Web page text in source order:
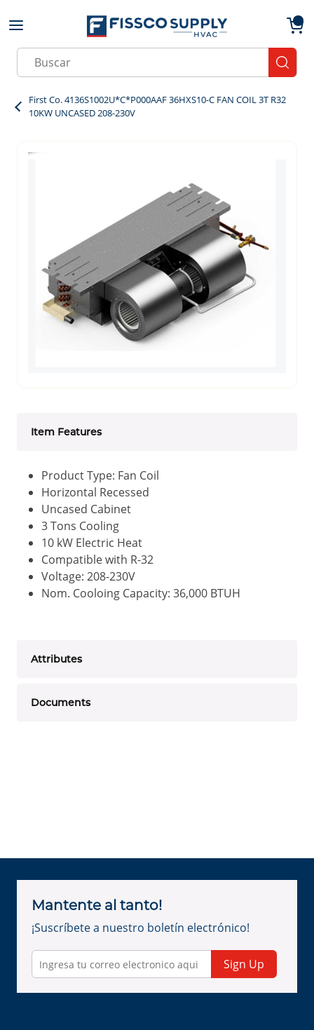
Skip to main content
Site Search
First Co. 4136S1002U*C*P000AAF 36HXS10-C FAN COIL 3T R32
10KW UNCASED 208-230V
Item Features
Product Type: Fan Coil
Horizontal Recessed
Uncased Cabinet
3 Tons Cooling
10 kW Electric Heat
Compatible with R-32
Voltage: 208-230V
Nom. Cooloing Capacity: 36,000 BTUH
Attributes
Documents
Mantente al tanto!
¡Suscríbete a nuestro boletín electrónico!
Sign Up